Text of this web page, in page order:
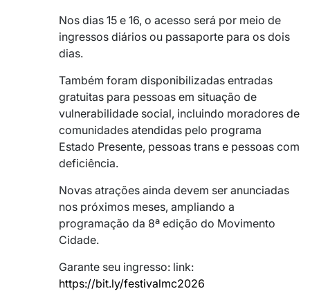
Nos dias 15 e 16, o acesso será por meio de
ingressos diários ou passaporte para os dois
dias.
Também foram disponibilizadas entradas
gratuitas para pessoas em situação de
vulnerabilidade social, incluindo moradores de
comunidades atendidas pelo programa
Estado Presente, pessoas trans e pessoas com
deficiência.
Novas atrações ainda devem ser anunciadas
nos próximos meses, ampliando a
programação da 8ª edição do Movimento
Cidade.
Garante seu ingresso: link:
https://bit.ly/festivalmc2026